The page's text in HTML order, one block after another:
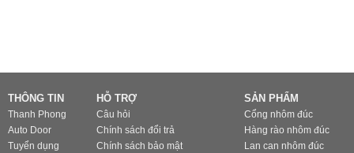
THÔNG TIN
Thanh Phong
Auto Door
Tuyển dụng
HỖ TRỢ
Câu hỏi
Chính sách đổi trả
Chính sách bảo mật
SẢN PHẨM
Cổng nhôm đúc
Hàng rào nhôm đúc
Lan can nhôm đúc